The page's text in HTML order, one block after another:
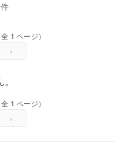
1 ページ）
›
1 ページ）
›